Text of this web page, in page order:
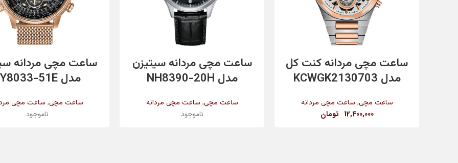
جنس شیشه
افزودن به سبد خرید
ساعت مچی مردانه کنت کل
مدل KCWGK2130703
ساعت مچی, ساعت مچی مردانه
12,400,000 تومان
اطلاعات بیشتر
ساعت مچی مردانه سیتیزن
مدل NH8390-20H
ساعت مچی, ساعت مچی مردانه
ناموجود
اطلاعات بیشتر
ساعت مچی مردانه
مدل JY8033-51E
ساعت مچی, ساعت مچی
ناموجود